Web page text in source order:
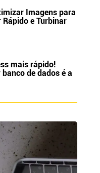
Imagens para
Rápido e Turbinar
mais rápido!
de dados é a